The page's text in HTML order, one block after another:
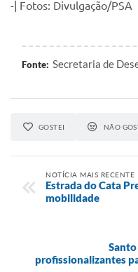
-| Fotos: Divulgação/PSA
Fonte: Secretaria de
GOSTEI NÃO
NOTÍCIA MAIS RECENTE
Estrada do Cata
mobilidade
profissionalizantes